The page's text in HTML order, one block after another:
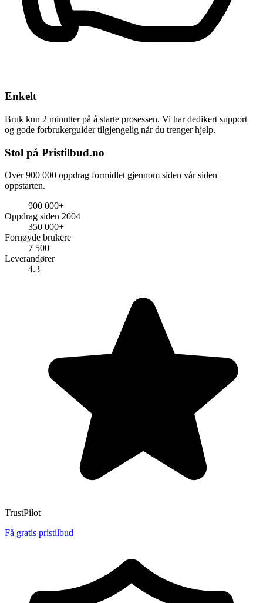
Enkelt
Bruk kun 2 minutter på å starte prosessen. Vi har dedikert support
og gode forbrukerguider tilgjengelig når du trenger hjelp.
Stol på Pristilbud.no
Over 900 000 oppdrag formidlet gjennom siden vår siden
oppstarten.
900 000+
Oppdrag siden 2004
350 000+
Fornøyde brukere
7 500
Leverandører
4.3
TrustPilot
Få gratis pristilbud